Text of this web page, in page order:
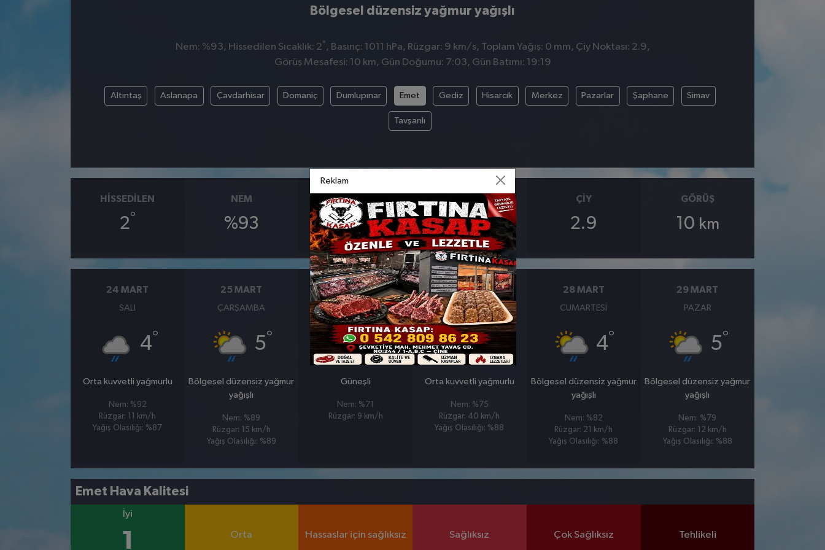
Bölgesel düzensiz yağmur yağışlı
Nem: %93, Hissedilen Sıcaklık: 2° , Basınç: 1011 hPa, Rüzgar: 9 km/s, Toplam Yağış: 0 mm, Çiy Noktası: 2.9,
Görüş Mesafesi: 10 km, Gün Doğumu: 7:03, Gün Batımı: 19:19
Altıntaş Aslanapa Çavdarhisar Domaniç Dumlupınar Emet Gediz Hisarcık Merkez Pazarlar Şaphane Simav
Tavşanlı
HISSEDILEN
2°
NEM
%93
BASINÇ
1011hpa
RÜZGAR
9km/s
ÇIY
2.9
GÖRÜŞ
10 km
24 MART
SALI
4°
Orta kuvvetli yağmurlu
Nem: %92
Rüzgar: 11 km/h
Yağış Olasılığı: %87
25 MART
ÇARŞAMBA
5°
Bölgesel düzensiz yağmur
yağışlı
Nem: %89
Rüzgar: 15 km/h
Yağış Olasılığı: %89
26 MART
PERŞEMBE
7°
Güneşli
Nem: %71
Rüzgar: 9 km/h
27 MART
CUMA
7°
Orta kuvvetli yağmurlu
Nem: %75
Rüzgar: 40 km/h
Yağış Olasılığı: %88
28 MART
CUMARTESI
4°
Bölgesel düzensiz yağmur
yağışlı
Nem: %82
Rüzgar: 21 km/h
Yağış Olasılığı: %88
29 MART
PAZAR
5°
Bölgesel düzensiz yağmur
yağışlı
Nem: %79
Rüzgar: 12 km/h
Yağış Olasılığı: %88
Emet Hava Kalitesi
İyi
1 Orta Hassaslar için sağlıksız Sağlıksız Çok Sağlıksız Tehlikeli
Reklam